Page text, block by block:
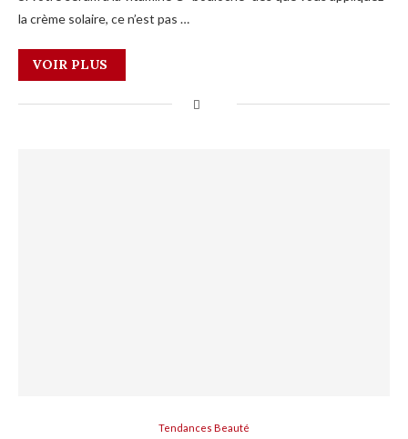
la crème solaire, ce n’est pas …
VOIR PLUS
Tendances Beauté